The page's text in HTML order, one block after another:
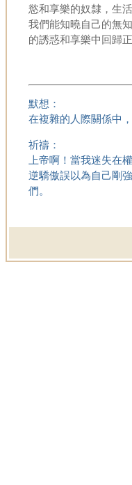
慾和享樂的奴隸，生
我們能知曉自己的無
的誘惑和享樂中回歸
默想：
在複雜的人際關係中
祈禱：
上帝啊！當我迷失在
逆驕傲誤以為自己剛
們。